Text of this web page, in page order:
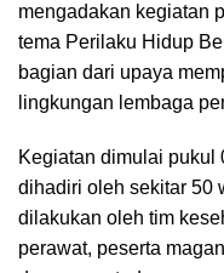
mengadakan kegiatan
tema Perilaku Hidup
bagian dari upaya
lingkungan lembaga
Kegiatan dimulai pukul
dihadiri oleh sekitar 50
dilakukan oleh tim
perawat, peserta